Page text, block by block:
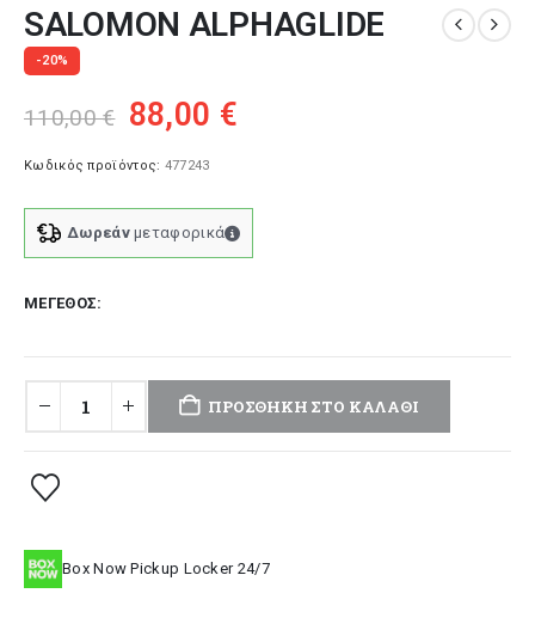
SALOMON ALPHAGLIDE
-20%
110,00€ Original
was:
110,00 €.
88,00 €Η
είναι:
88,00 €.
Κωδικός προϊόντος: 477243
Δωρεάνμεταφορικά
ΜΈΓΕΘΟΣ
ΠΡΟΣΘΉΚΗ ΣΤΟ ΚΑΛΆΘΙ
Box Now Pickup Locker 24/7